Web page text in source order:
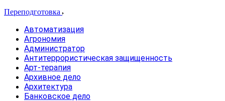
Переподготовка
Автоматизация
Агрономия
Администратор
Антитеррористическая защищенность
Арт-терапия
Архивное дело
Архитектура
Банковское дело